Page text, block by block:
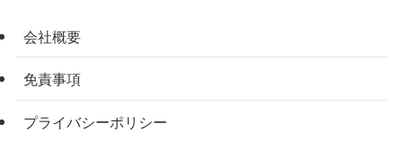
会社概要
免責事項
プライバシーポリシー